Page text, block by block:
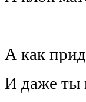
А как
И даже ты